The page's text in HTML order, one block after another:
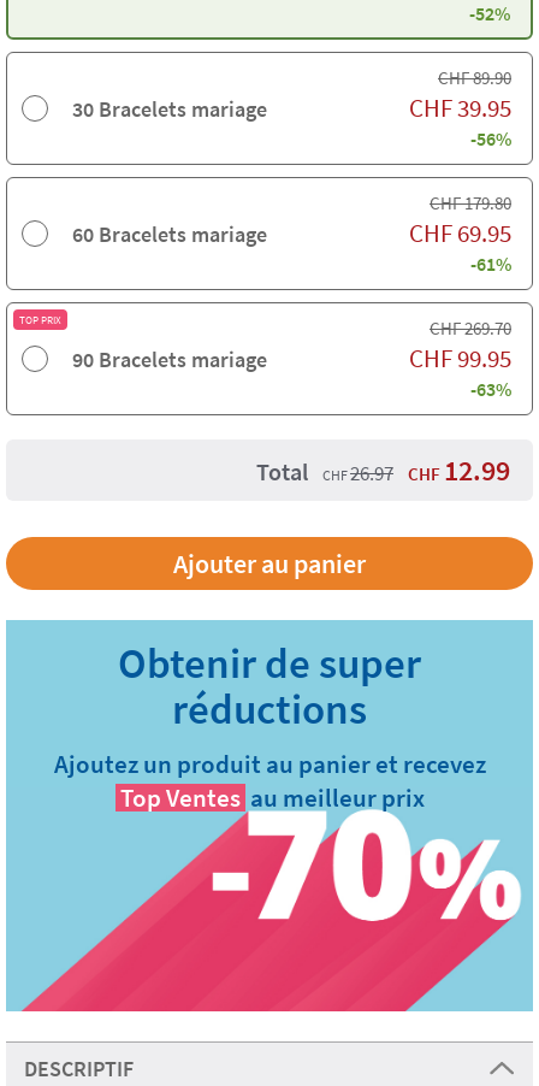
-52%
30 Bracelets mariage
CHF89.90
CHF39.95
-56%
60 Bracelets mariage
CHF179.80
CHF69.95
-61%
TOP PRIX
90 Bracelets mariage
CHF269.70
CHF99.95
-63%
Total CHF26.97 CHF 12.99
Ajoutez un produit au panier et recevez
Top Ventes au meilleur prix
DESCRIPTIF